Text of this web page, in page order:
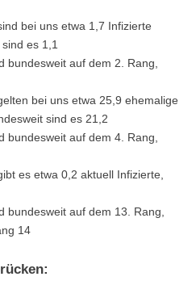
bei uns etwa 1,7 Infizierte
es 1,1
bundesweit auf dem 2. Rang,
bei uns etwa 25,9 ehemalige
sind es 21,2
bundesweit auf dem 4. Rang,
es etwa 0,2 aktuell Infizierte,
bundesweit auf dem 13. Rang,
14